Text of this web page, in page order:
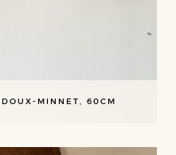
MINNET, 60CM